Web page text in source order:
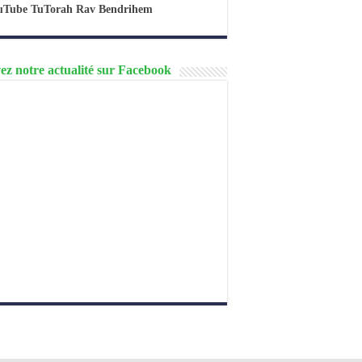
TuTorah Rav Bendrihem
notre actualité sur Facebook